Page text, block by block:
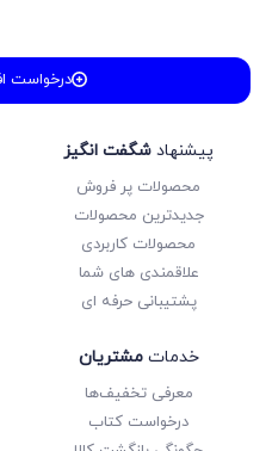
پیشنهاد شگفت انگیز
محصولات پر فروش
جدیدترین محصولات
محصولات کاربردی
علاقمندی های شما
پشتیبانی حرفه ای
خدماتمشتریان
معرفی تخفیف‌ها
درخواست کتاب
درخواست